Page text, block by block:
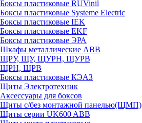
Боксы пластиковые RUVinil
Боксы пластиковые Systeme Electric
Боксы пластиковые IEK
Боксы пластиковые EKF
Боксы пластиковые ЭРА
Шкафы металлические ABB
ЩРУ, ЩУ, ЩУРН, ЩУРВ
ЩРН, ЩРВ
Боксы пластиковые КЭАЗ
Щиты Электротехник
Аксессуары для боксов
Щиты с/без монтажной панелью(ЩМП)
Щиты серии UK600 ABB